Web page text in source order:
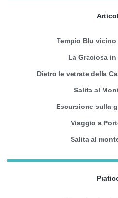
Tempio Blu vicino
La Graciosa
Dietro le vetrate della
Salita al
Escursione sulla
Viaggio a
Salita al